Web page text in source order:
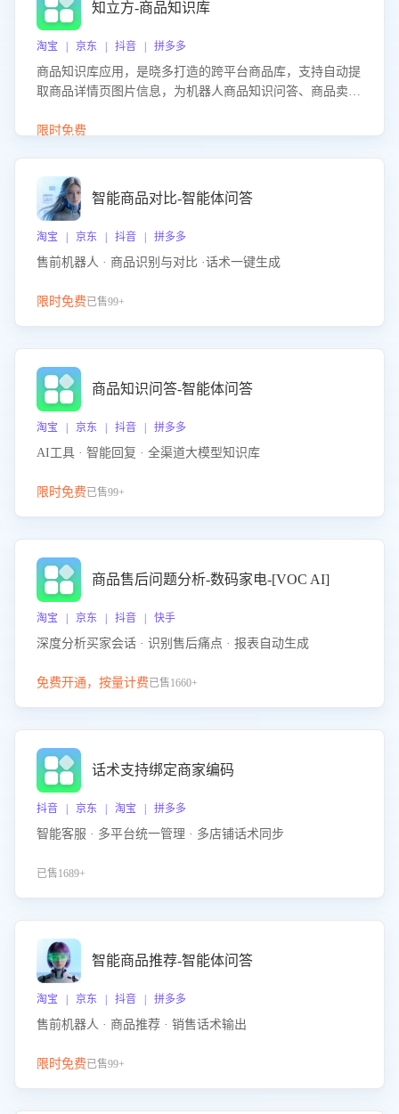
知立方-商品知识库
淘宝 | 京东 | 抖音 | 拼多多
商品知识库应用，是晓多打造的跨平台商品库，支持自动提
取商品详情页图片信息，为机器人商品知识问答、商品卖点
限时免费
智能商品对比-智能体问答
淘宝 | 京东 | 抖音 | 拼多多
售前机器人 · 商品识别与对比 ·话术一键生成
限时免费已售99+
商品知识问答-智能体问答
淘宝 | 京东 | 抖音 | 拼多多
AI工具 · 智能回复 · 全渠道大模型知识库
限时免费已售99+
商品售后问题分析-数码家电-[VOC AI]
淘宝 | 京东 | 抖音 | 快手
深度分析买家会话 · 识别售后痛点 · 报表自动生成
免费开通，按量计费已售1660+
话术支持绑定商家编码
抖音 | 京东 | 淘宝 | 拼多多
智能客服 · 多平台统一管理 · 多店铺话术同步
已售1689+
智能商品推荐-智能体问答
淘宝 | 京东 | 抖音 | 拼多多
售前机器人 · 商品推荐 · 销售话术输出
限时免费已售99+